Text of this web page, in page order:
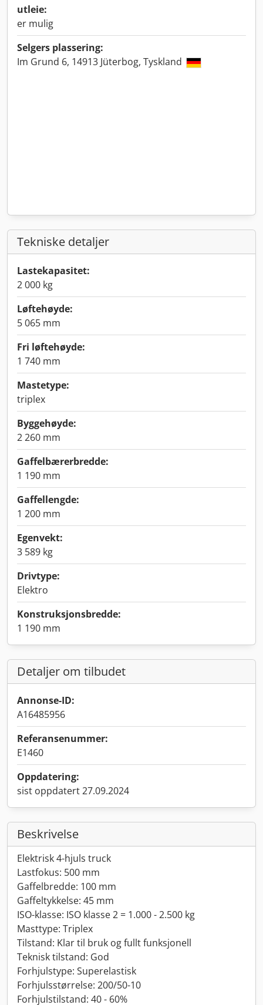
utleie:
er mulig
Selgers plassering:
Im Grund 6, 14913 Jüterbog, Tyskland
Tekniske detaljer
Lastekapasitet:
2 000 kg
Løftehøyde:
5 065 mm
Fri løftehøyde:
1 740 mm
Mastetype:
triplex
Byggehøyde:
2 260 mm
Gaffelbærerbredde:
1 190 mm
Gaffellengde:
1 200 mm
Egenvekt:
3 589 kg
Drivtype:
Elektro
Konstruksjonsbredde:
1 190 mm
Detaljer om tilbudet
Annonse-ID:
A16485956
Referansenummer:
E1460
Oppdatering:
sist oppdatert 27.09.2024
Beskrivelse
Elektrisk 4-hjuls truck
Lastfokus: 500 mm
Gaffelbredde: 100 mm
Gaffeltykkelse: 45 mm
ISO-klasse: ISO klasse 2 = 1.000 - 2.500 kg
Masttype: Triplex
Tilstand: Klar til bruk og fullt funksjonell
Teknisk tilstand: God
Forhjulstype: Superelastisk
Forhjulsstørrelse: 200/50-10
Forhjulstilstand: 40 - 60%